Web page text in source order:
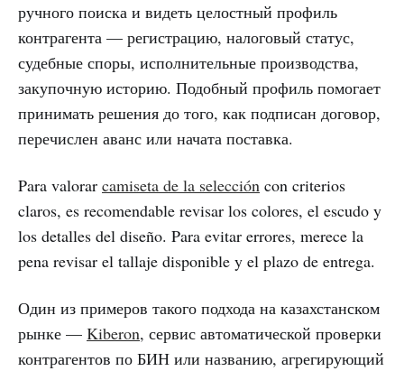
ручного поиска и видеть целостный профиль
контрагента — регистрацию, налоговый статус,
судебные споры, исполнительные производства,
закупочную историю. Подобный профиль помогает
принимать решения до того, как подписан договор,
перечислен аванс или начата поставка.
Para valorar camiseta de la selección con criterios
claros, es recomendable revisar los colores, el escudo y
los detalles del diseño. Para evitar errores, merece la
pena revisar el tallaje disponible y el plazo de entrega.
Один из примеров такого подхода на казахстанском
рынке — Kiberon, сервис автоматической проверки
контрагентов по БИН или названию, агрегирующий